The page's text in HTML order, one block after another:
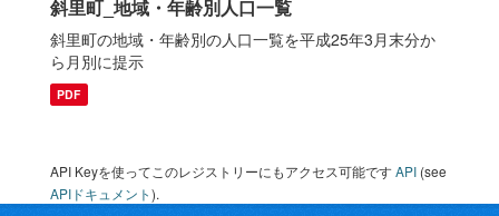
斜里町_地域・年齢別人口一覧
斜里町の地域・年齢別の人口一覧を平成25年3月末分か
ら月別に提示
PDF
API Keyを使ってこのレジストリーにもアクセス可能ですAPI (see
APIドキュメント).